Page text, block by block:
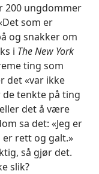
200 ungdommer
som er
og snakker om
i The New York
ting som
det «var ikke
tenkte på ting
det å være
sa det: «Jeg er
er rett og galt.»
så gjørdet.
slik?